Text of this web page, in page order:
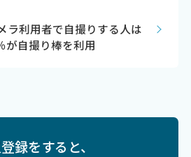
ラ利用者で自撮りする人は
が自撮り棒を利用
録をすると、